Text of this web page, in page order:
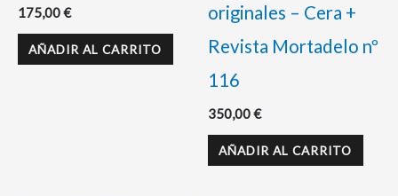
175,00€
AÑADIR AL CARRITO
originales – Cera +
Revista Mortadelo nº
116
350,00€
AÑADIR AL CARRITO